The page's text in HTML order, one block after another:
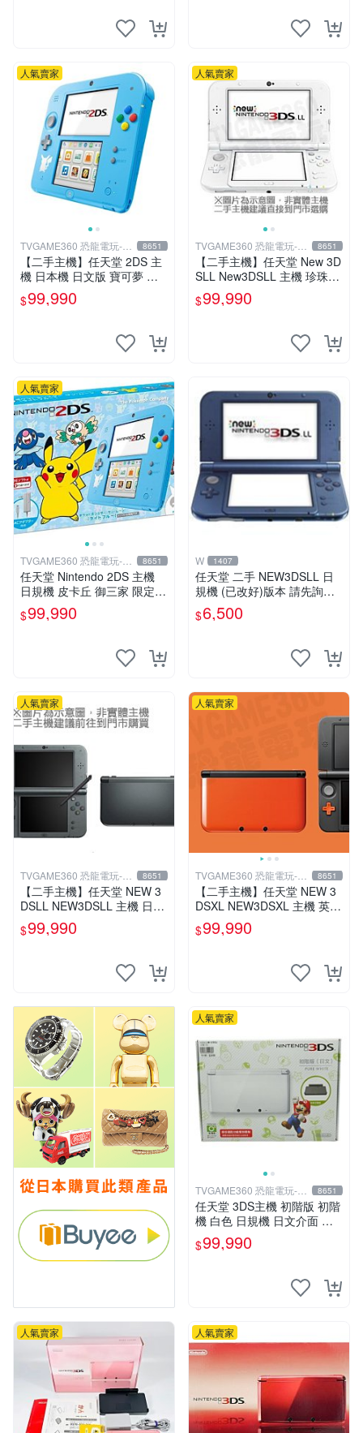
人氣賣家
TVGAME360 恐龍電玩-台
中店
8651
【二手主機】任天堂 2DS 主
機 日本機 日文版 寶可夢 皮
卡丘 限定主機 附贈充電器 裸
裝 螢幕嚴重刮傷不影響使用
$99,990
人氣賣家
TVGAME360 恐龍電玩-台
中店
8651
【二手主機】任天堂 New 3D
SLL New3DSLL 主機 珍珠白
色 日規機 日文介面 11.2版本
【台中恐龍電玩】
$99,990
人氣賣家
TVGAME360 恐龍電玩-台
中店
8651
任天堂 Nintendo 2DS 主機
日規機 皮卡丘 御三家 限定主
機 (附原廠充電器+保護貼)
【台中恐龍電玩】
$99,990
W 1407
任天堂 二手 NEW3DSLL 日
規機 (已改好)版本 請先詢問
現貨勿直接下標
$6,500
人氣賣家
TVGAME360 恐龍電玩-台
中店
8651
【二手主機】任天堂 NEW 3
DSLL NEW3DSLL 主機 日文
版 日本機 金屬黑 附贈充電器
裸裝 台中恐龍電玩
$99,990
人氣賣家
TVGAME360 恐龍電玩-台
中店
8651
【二手主機】任天堂 NEW 3
DSXL NEW3DSXL 主機 英文
版 歐洲機 橘黑色 附贈充電器
裸裝【台中恐龍電玩】
$99,990
人氣賣家
TVGAME360 恐龍電玩-台
中店
8651
任天堂 3DS主機 初階版 初階
機 白色 日規機 日文介面 台
灣公司一年保固(送保護貼)
【台中恐龍電玩】
$99,990
人氣賣家 人氣賣家